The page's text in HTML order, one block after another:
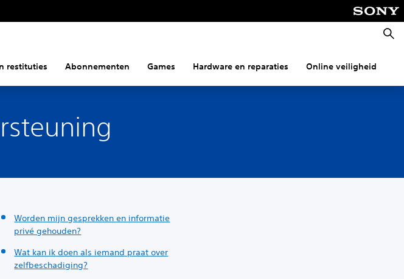
restituties Abonnementen Games Hardware en reparaties Online veiligheid
Worden mijn gesprekken en informatie
privé gehouden?
Wat kan ik doen als iemand praat over
zelfbeschadiging?